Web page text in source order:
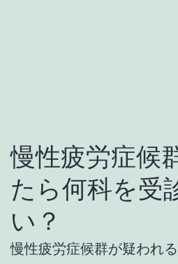
慢性疲労症候
たら何科を受
い？
慢性疲労症候群が疑われ